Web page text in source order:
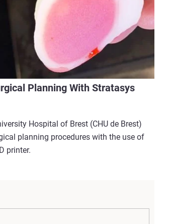
Planning With Stratasys
Hospital of Brest (CHU de Brest)
planning procedures with the use of
printer.